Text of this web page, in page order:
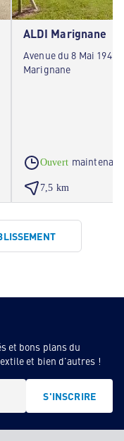
ALDI Marignane
Avenue du 8 Mai 1945
Marignane
Ouvert maintenant
7,5 km
et bons plans du
et bien d'autres !
S'INSCRIRE